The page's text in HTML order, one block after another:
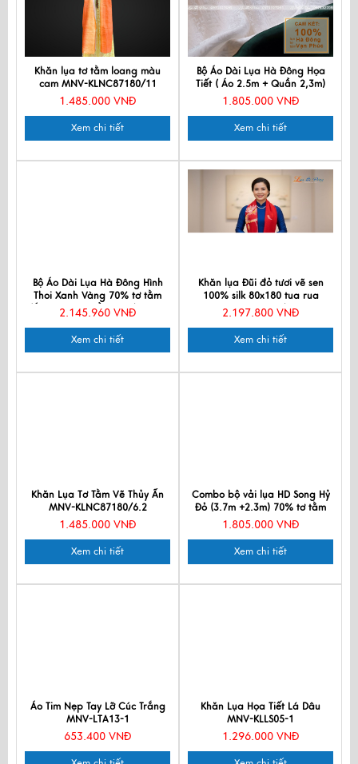
Khăn lụa tơ tằm loang màu
cam MNV-KLNC87180/11
1.485.000 VNĐ
Xem chi tiết
Bộ Áo Dài Lụa Hà Đông Họa
Tiết ( Áo 2.5m + Quần 2,3m)
MNV-LNL25
1.805.000 VNĐ
Xem chi tiết
Bộ Áo Dài Lụa Hà Đông Hình
Thoi Xanh Vàng 70% tơ tằm
(Áo 3,5m + Quần 2,2m) MNV-
2.145.960 VNĐ
Xem chi tiết
Khăn lụa Đũi đỏ tươi vẽ sen
100% silk 80x180 tua rua
KLTA80180/7
2.197.800 VNĐ
Xem chi tiết
Khăn Lụa Tơ Tằm Vẽ Thủy Ấn
MNV-KLNC87180/6.2
1.485.000 VNĐ
Xem chi tiết
Combo bộ vải lụa HD Song Hỷ
Đỏ (3.7m +2.3m) 70% tơ tằm
CBLHD225-1
1.805.000 VNĐ
Xem chi tiết
Áo Tim Nẹp Tay Lỡ Cúc Trắng
MNV-LTA13-1
653.400 VNĐ
Khăn Lụa Họa Tiết Lá Dâu
MNV-KLLS05-1
1.296.000 VNĐ